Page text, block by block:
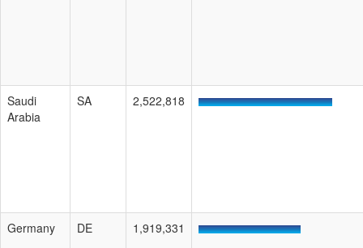
Saudi
Arabia
SA 2,522,818
Germany DE 1,919,331